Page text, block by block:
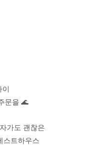
이
문을 🌊
가도 괜찮은
스트하우스